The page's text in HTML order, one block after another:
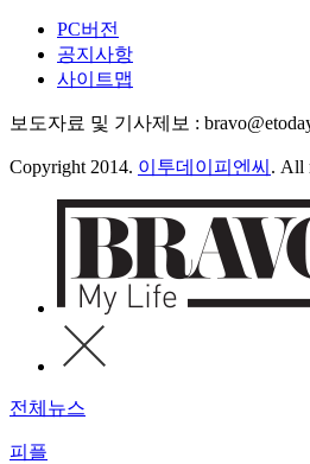
PC버전
공지사항
사이트맵
보도자료 및 기사제보 :
Copyright 2014. 이투데이피엔씨 . All
전체뉴스
피플